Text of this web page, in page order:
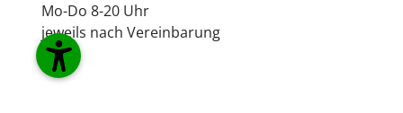
Mo-Do 8-20 Uhr
jeweils nach Vereinbarung